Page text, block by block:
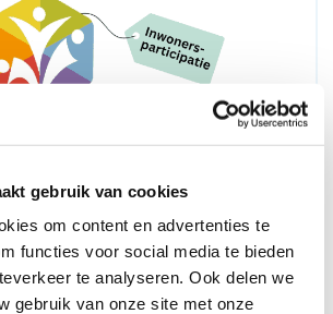
gebruik van cookies
om content en advertenties te
functies voor social media te bieden
te analyseren. Ook delen we
gebruik van onze site met onze
in participatiehub Zuid-